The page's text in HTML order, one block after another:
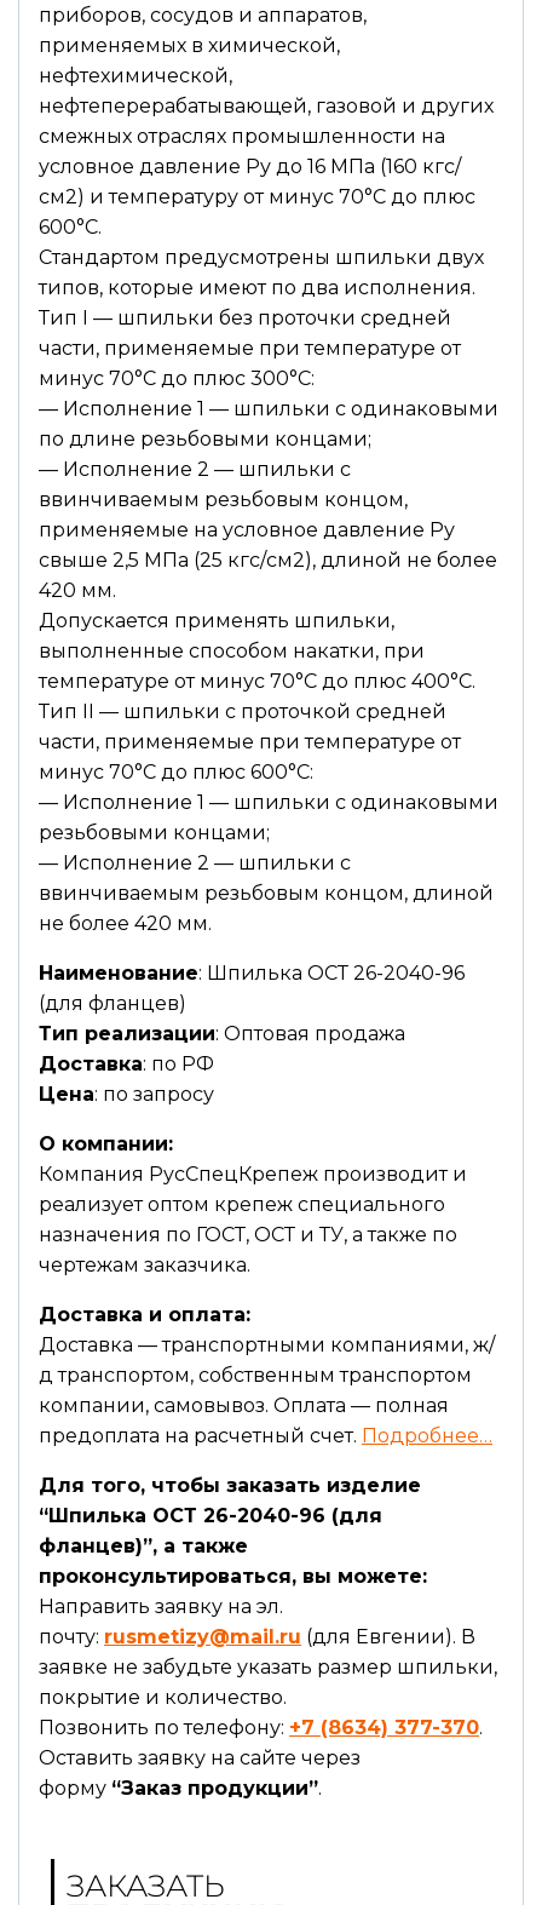
приборов, сосудов и аппаратов,
применяемых в химической,
нефтехимической,
нефтеперерабатывающей, газовой и других
смежных отраслях промышленности на
условное давление Ру до 16 МПа (160 кгс/
см2) и температуру от минус 70°С до плюс
600°С.
Стандартом предусмотрены шпильки двух
типов, которые имеют по два исполнения.
Тип I — шпильки без проточки средней
части, применяемые при температуре от
минус 70°С до плюс 300°С:
— Исполнение 1 — шпильки с одинаковыми
по длине резьбовыми концами;
— Исполнение 2 — шпильки с
ввинчиваемым резьбовым концом,
применяемые на условное давление Ру
свыше 2,5 МПа (25 кгс/см2), длиной не более
420 мм.
Допускается применять шпильки,
выполненные способом накатки, при
температуре от минус 70°С до плюс 400°С.
Тип II — шпильки с проточкой средней
части, применяемые при температуре от
минус 70°С до плюс 600°С:
— Исполнение 1 — шпильки с одинаковыми
резьбовыми концами;
— Исполнение 2 — шпильки с
ввинчиваемым резьбовым концом, длиной
не более 420 мм.
Наименование: Шпилька ОСТ 26-2040-96
(для фланцев)
Тип реализации: Оптовая продажа
Доставка: по РФ
Цена: по запросу
О компании:
Компания РусСпецКрепеж производит и
реализует оптом крепеж специального
назначения по ГОСТ, ОСТ и ТУ, а также по
чертежам заказчика.
Доставка и оплата:
Доставка — транспортными компаниями, ж/
д транспортом, собственным транспортом
компании, самовывоз. Оплата — полная
предоплата на расчетный счет. Подробнее…
Для того, чтобы заказать изделие
“Шпилька ОСТ 26-2040-96 (для
фланцев)”, а также
проконсультироваться, вы можете:
Направить заявку на эл.
почту: rusmetizy@mail.ru (для Евгении). В
заявке не забудьте указать размер шпильки,
покрытие и количество.
Позвонить по телефону: +7 (8634) 377-370.
Оставить заявку на сайте через
форму “Заказ продукции”.
ЗАКАЗАТЬ